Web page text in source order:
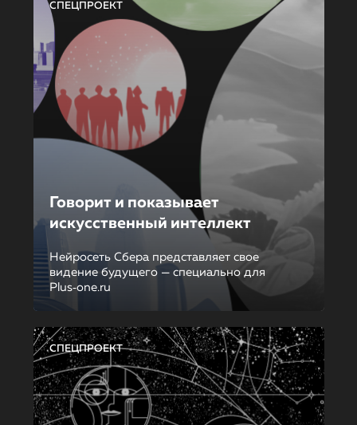
СПЕЦПРОЕКТ
Говорит и показывает
искусственный интеллект
Нейросеть Сбера представляет свое
видение будущего — специально для
Plus‑one.ru
СПЕЦПРОЕКТ